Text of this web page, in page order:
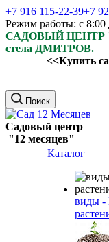
+7 916 115-22-39+7
Режим работы: с 8:00
САДОВЫЙ ЦЕНТР
стела ДМИТРОВ.
<<Купить
Поиск
Садовый центр
"12 месяцев"
Каталог
виды -